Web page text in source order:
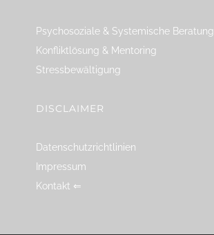
Psychosoziale & Systemische Beratung
Konfliktlösung & Mentoring
Stressbewältigung
DISCLAIMER
Datenschutzrichtlinien
Impressum
Kontakt ⇐